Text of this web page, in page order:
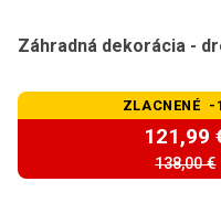
Záhradná dekorácia -
ZLACNENÉ -
121,99
138,00 €